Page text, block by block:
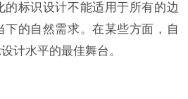
的标识设计不能适用于所有的边
的自然需求。在某些方面，自
计水平的最佳舞台。